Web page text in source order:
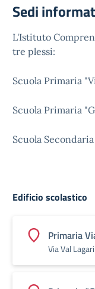
Sedi
L'Istituto
tre plessi:
Scuola Primaria
Scuola Primaria
Scuola
Edificio scolastico
Primaria
Via Val